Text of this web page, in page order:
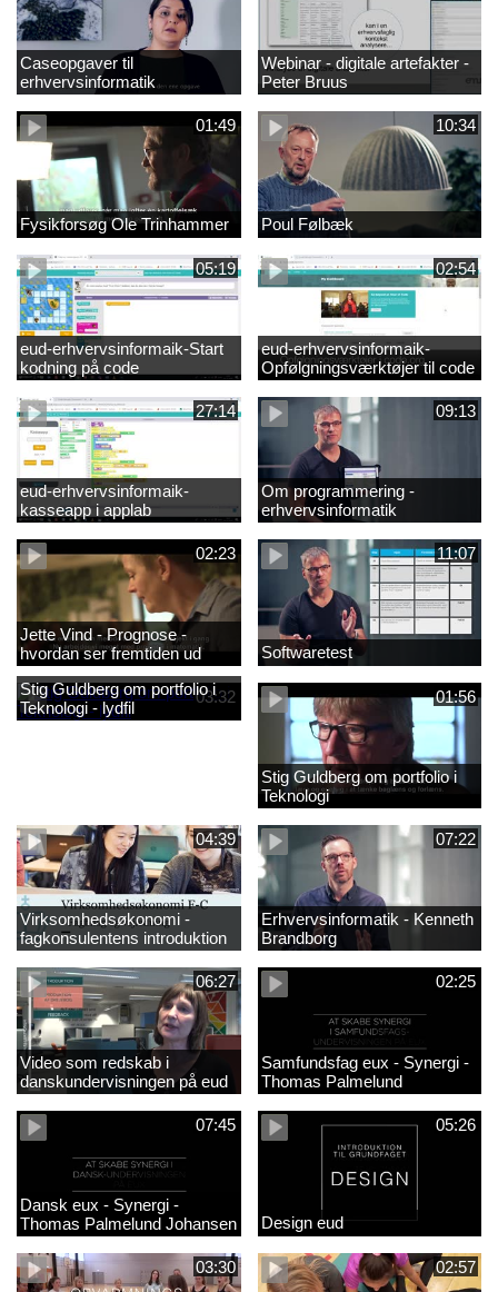
Caseopgaver til
erhvervsinformatik
Webinar - digitale artefakter -
Peter Bruus
01:49
Fysikforsøg Ole Trinhammer
10:34
Poul Følbæk
05:19
eud-erhvervsinformaik-Start
kodning på code
02:54
eud-erhvervsinformaik-
Opfølgningsværktøjer til code
27:14
eud-erhvervsinformaik-
kasseapp i applab
09:13
Om programmering -
erhvervsinformatik
02:23
Jette Vind - Prognose -
hvordan ser fremtiden ud
11:07
Softwaretest
03:32
Stig Guldberg om portfolio i
Teknologi - lydfil
01:56
Stig Guldberg om portfolio i
Teknologi
04:39
Virksomhedsøkonomi -
fagkonsulentens introduktion
til faget 2
07:22
Erhvervsinformatik - Kenneth
Brandborg
06:27
Video som redskab i
danskundervisningen på eud
02:25
Samfundsfag eux - Synergi -
Thomas Palmelund
07:45
Dansk eux - Synergi -
Thomas Palmelund Johansen
05:26
Design eud
03:30 02:57